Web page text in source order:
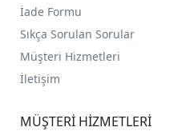
İade Formu
Sıkça Sorulan Sorular
Müşteri Hizmetleri
İletişim
MÜŞTERİ HİZMETLERİ